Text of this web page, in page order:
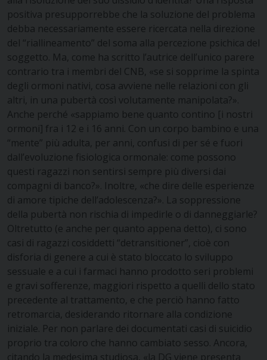
positiva presupporrebbe che la soluzione del problema
debba necessariamente essere ricercata nella direzione
del “riallineamento” del soma alla percezione psichica del
soggetto. Ma, come ha scritto l’autrice dell’unico parere
contrario tra i membri del CNB, «se si sopprime la spinta
degli ormoni nativi, cosa avviene nelle relazioni con gli
altri, in una pubertà così volutamente manipolata?».
Anche perché «sappiamo bene quanto contino [i nostri
ormoni] fra i 12 e i 16 anni. Con un corpo bambino e una
“mente” più adulta, per anni, confusi di per sé e fuori
dall’evoluzione fisiologica ormonale: come possono
questi ragazzi non sentirsi sempre più diversi dai
compagni di banco?». Inoltre, «che dire delle esperienze
di amore tipiche dell’adolescenza?». La soppressione
della pubertà non rischia di impedirle o di danneggiarle?
Oltretutto (e anche per quanto appena detto), ci sono
casi di ragazzi cosiddetti “detransitioner”, cioè con
disforia di genere a cui è stato bloccato lo sviluppo
sessuale e a cui i farmaci hanno prodotto seri problemi
e gravi sofferenze, maggiori rispetto a quelli dello stato
precedente al trattamento, e che perciò hanno fatto
retromarcia, desiderando ritornare alla condizione
iniziale. Per non parlare dei documentati casi di suicidio
proprio tra coloro che hanno cambiato sesso. Ancora,
citando la medesima studiosa, «la DG viene presenta